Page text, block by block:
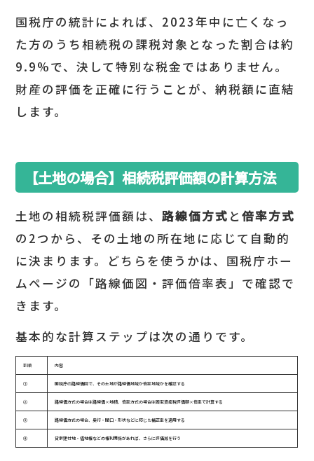
国税庁の統計によれば、2023年中に亡くなっ
た方のうち相続税の課税対象となった割合は約
9.9%で、決して特別な税金ではありません。
財産の評価を正確に行うことが、納税額に直結
します。
【土地の場合】相続税評価額の計算方法
土地の相続税評価額は、路線価方式 と倍率方式
の2つから、その土地の所在地に応じて自動的
に決まります。どちらを使うかは、国税庁ホー
ムページの「路線価図・評価倍率表」で確認で
きます。
基本的な計算ステップは次の通りです。
手順 内容
① 国税庁の路線価図で、その土地が路線価地域か倍率地域かを確認する
② 路線価方式の場合は路線価×地積、倍率方式の場合は固定資産税評価額×倍率で計算する
③ 路線価方式の場合、奥行・間口・形状などに応じた補正率を適用する
④ 貸家建付地・借地権などの権利関係があれば、さらに評価減を行う